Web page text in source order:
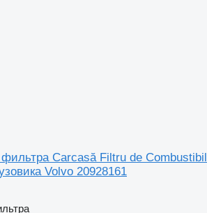
фильтра Carcasă Filtru de Combustibil
Volvo 20928161